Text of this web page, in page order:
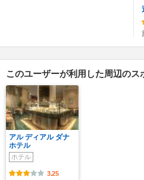
このユーザーが利用した周辺のス
アル ディアル ダナ
ホテル
ホテル
3.25